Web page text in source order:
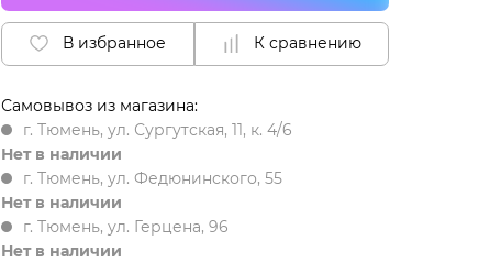
В избранное К сравнению
Самовывоз из магазина:
г. Тюмень, ул. Сургутская, 11, к. 4/6
Нет в наличии
г. Тюмень, ул. Федюнинского, 55
Нет в наличии
г. Тюмень, ул. Герцена, 96
Нет в наличии